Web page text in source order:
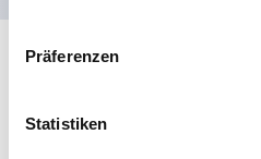
Präferenzen
Statistiken
Electrical Specifications